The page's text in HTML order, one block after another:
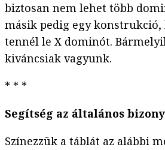
biztosan nem lehet több
másik pedig egy konstrukció,
tennél le X dominót.
kiváncsiak vagyunk.
* * *
Segítség az általános
Színezzük a táblát az alábbi